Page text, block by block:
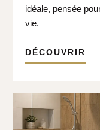
idéale, pensée
vie.
DÉCOUVRIR